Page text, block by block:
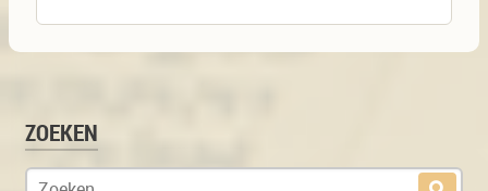
ZOEKEN
Zoek naar: